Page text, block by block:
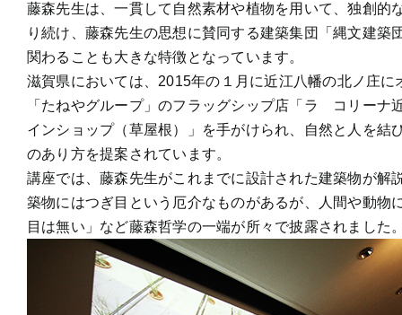
藤森先生は、一貫して自然素材や植物を用いて、独創的
り続け、藤森先生の思想に賛同する建築集団「縄文建築
関わることも大きな特徴となっています。
滋賀県においては、2015年の１月に近江八幡の北ノ庄に
「たねやグループ」のフラッグシップ店「ラ コリー
インショップ（草屋根）」を手がけられ、自然と人を結
のあり方を提案されています。
講座では、藤森先生がこれまでに設計された建築物が解
築物にはつぎ目という厄介なものがあるが、人間や動物
目は無い」など藤森哲学の一端が所々で披露されました